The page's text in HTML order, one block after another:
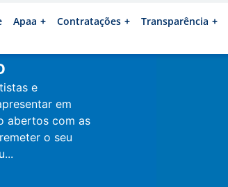
Apaa Contratações Transparência
e
em
abertos com as
o seu